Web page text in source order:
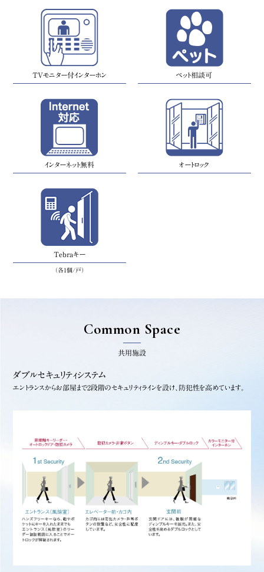
TVモニター付インターホン ペット相談可
インターネット無料 オートロック
Tebraキー
（各1個/戸）
Common Space
共用施設
ダブルセキュリティシステム
エントランスからお部屋まで2段階のセキュリティラインを設け、防犯性を高めています。